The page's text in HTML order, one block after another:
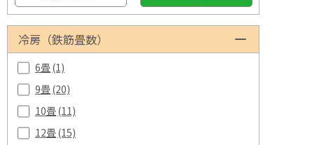
冷房（鉄筋畳数）
6畳 (1)
9畳 (20)
10畳 (11)
12畳 (15)